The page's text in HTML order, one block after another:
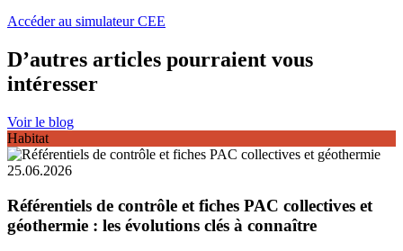
Accéder au simulateur CEE
D’autres articles pourraient vous
intéresser
Voir le blog
Habitat
25.06.2026
Référentiels de contrôle et fiches PAC collectives et
géothermie : les évolutions clés à connaître